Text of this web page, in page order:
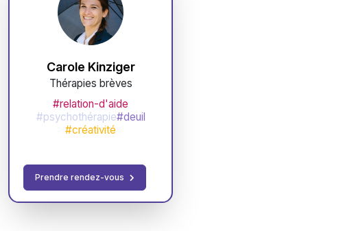
Carole Kinziger
Thérapies brèves
#relation-d'aide
#psychothérapie#deuil
#créativité
Prendre rendez-vous